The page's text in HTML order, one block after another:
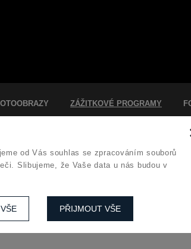
ZÁŽITKOVÉ PROGRAMY
tričko „Jsem
svým dětem originální tričko ze 100%
otevření nového pavilonu „Darwinův
od Vás souhlas se zpracováním souborů
Slibujeme, že Vaše data u nás budou v
PŘIJMOUT VŠE